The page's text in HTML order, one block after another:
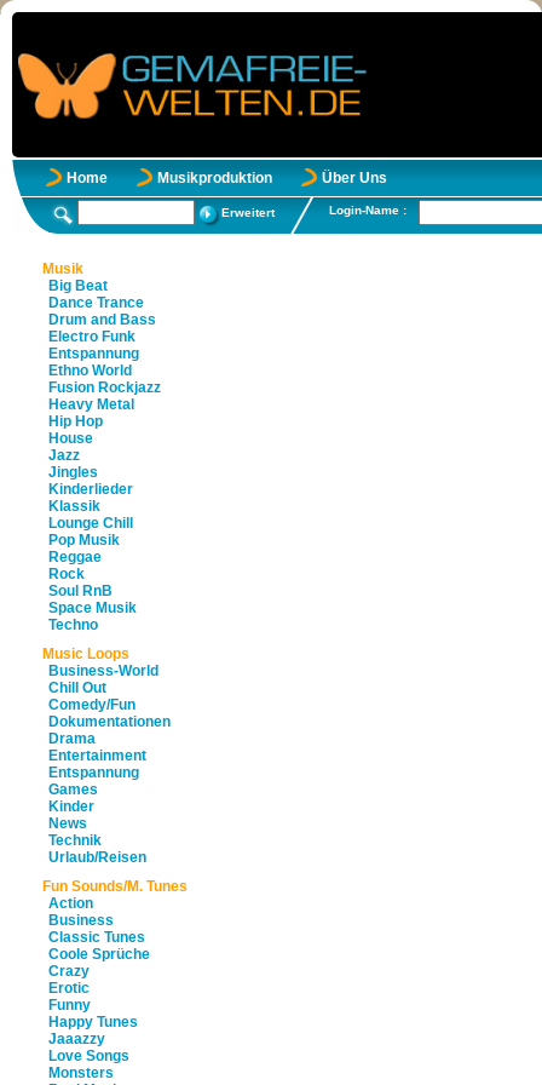
Home Musikproduktion Über Uns
Erweitert Login-Name :
Musik
Big Beat
Dance Trance
Drum and Bass
Electro Funk
Entspannung
Ethno World
Fusion Rockjazz
Heavy Metal
Hip Hop
House
Jazz
Jingles
Kinderlieder
Klassik
Lounge Chill
Pop Musik
Reggae
Rock
Soul RnB
Space Musik
Techno
Music Loops
Business-World
Chill Out
Comedy/Fun
Dokumentationen
Drama
Entertainment
Entspannung
Games
Kinder
News
Technik
Urlaub/Reisen
Fun Sounds/M. Tunes
Action
Business
Classic Tunes
Coole Sprüche
Crazy
Erotic
Funny
Happy Tunes
Jaaazzy
Love Songs
Monsters